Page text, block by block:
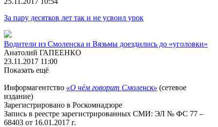
За пару десятков лет так и не усвоил урок
Водители из Смоленска и Вязьмы доездились до «уголовки»
Анатолий ГАПЕЕНКО
23.11.2017 11:00
Показать ещё
Информагентство «О чём говорит Смоленск» (сетевое
издание)
Зарегистрировано в Роскомнадзоре
Запись в реестре зарегистрированных СМИ: ЭЛ № ФС 77 –
68403 от 16.01.2017 г.